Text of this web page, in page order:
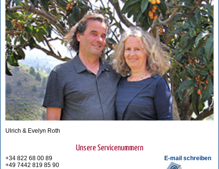
Ulrich & Evelyn Roth
Unsere Servicenummern
E-mail schreiben
+34 822 68 00 89
+49 7442 819 85 90